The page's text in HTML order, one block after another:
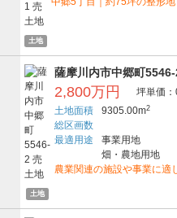
土地
土地
薩摩川内市中郷町
2,800万円
坪単価
土地面積
9305.00m2
総区画数
最適用途
事業用地
畑・農地用地
農業関連の施設や事業に適